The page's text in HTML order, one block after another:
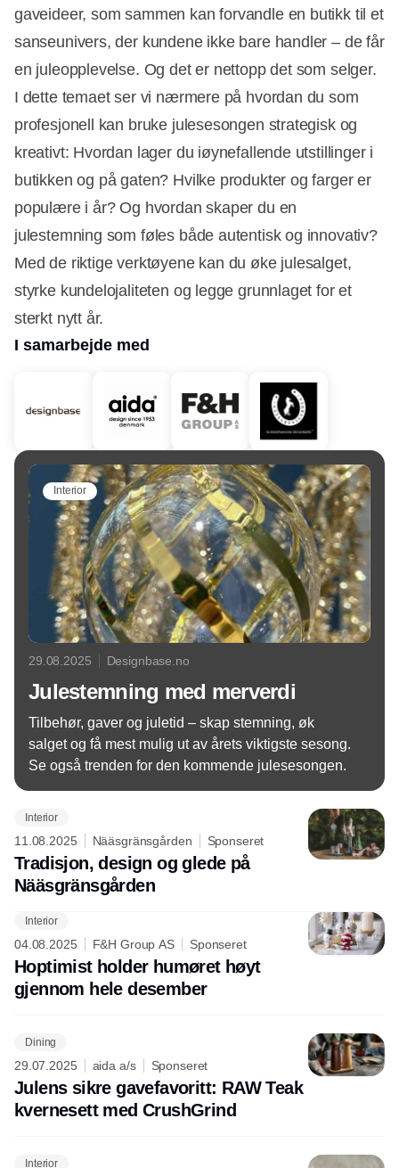
gaveideer, som sammen kan forvandle en butikk til et
sanseunivers, der kundene ikke bare handler – de får
en juleopplevelse. Og det er nettopp det som selger.
I dette temaet ser vi nærmere på hvordan du som
profesjonell kan bruke julesesongen strategisk og
kreativt: Hvordan lager du iøynefallende utstillinger i
butikken og på gaten? Hvilke produkter og farger er
populære i år? Og hvordan skaper du en
julestemning som føles både autentisk og innovativ?
Med de riktige verktøyene kan du øke julesalget,
styrke kundelojaliteten og legge grunnlaget for et
sterkt nytt år.
I samarbejde med
Interior
29.08.2025 Designbase.no
Julestemning med merverdi
Tilbehør, gaver og juletid – skap stemning, øk
salget og få mest mulig ut av årets viktigste sesong.
Se også trenden for den kommende julesesongen.
Interior
11.08.2025 Nääsgränsgården Sponseret
Tradisjon, design og glede på
Nääsgränsgården
Interior
04.08.2025 F&H Group AS Sponseret
Hoptimist holder humøret høyt
gjennom hele desember
Dining
29.07.2025 aida a/s Sponseret
Julens sikre gavefavoritt: RAW Teak
kvernesett med CrushGrind
Interior